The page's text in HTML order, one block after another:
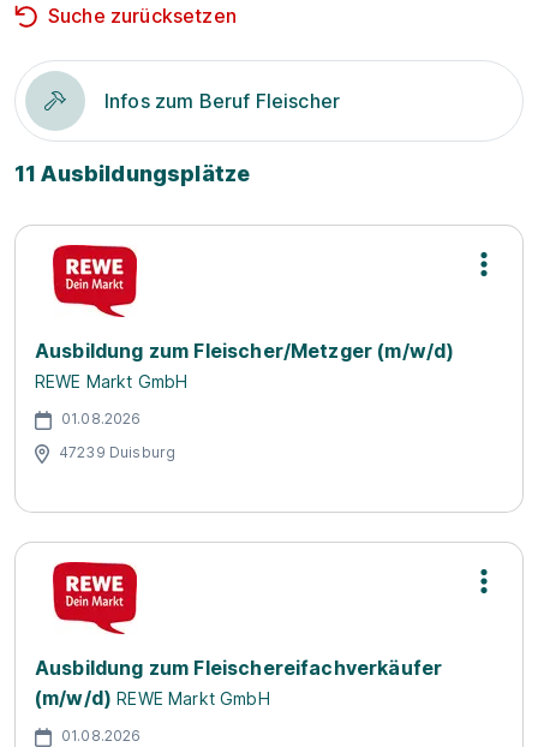
Suche zurücksetzen
Infos zum Beruf Fleischer
11 Ausbildungsplätze
Ausbildung zum Fleischer/Metzger (m/w/d)
REWE Markt GmbH
01.08.2026
47239 Duisburg
Ausbildung zum Fleischereifachverkäufer
(m/w/d) REWE Markt GmbH
01.08.2026